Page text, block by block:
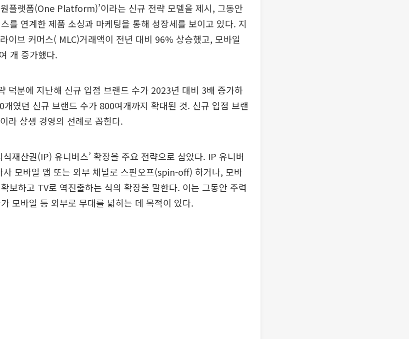
플랫폼(One Platform)’이라는 신규 전략 모델을 제시, 그동안
를 연계한 제품 소싱과 마케팅을 통해 성장세를 보이고 있다. 지
이브 커머스( MLC)거래액이 전년 대비 96% 상승했고, 모바일
개 증가했다.
덕분에 지난해 신규 입점 브랜드 수가 2023년 대비 3배 증가하
였던 신규 브랜드 수가 800여개까지 확대된 것. 신규 입점 브랜
라 상생 경영의 선례로 꼽힌다.
재산권(IP) 유니버스’ 확장을 주요 전략으로 삼았다. IP 유니버
사 모바일 앱 또는 외부 채널로 스핀오프(spin-off) 하거나, 모바
보하고 TV로 역진출하는 식의 확장을 말한다. 이는 그동안 주력
모바일 등 외부로 무대를 넓히는 데 목적이 있다.